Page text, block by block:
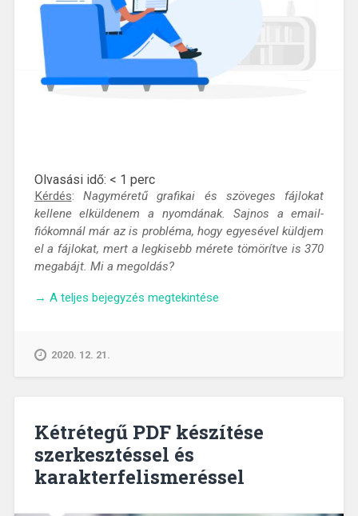
Olvasási idő: < 1 perc
Kérdés: Nagyméretű grafikai és szöveges fájlokat
kellene elküldenem a nyomdának. Sajnos a email-
fiókomnál már az is probléma, hogy egyesével küldjem
el a fájlokat, mert a legkisebb mérete tömörítve is 370
megabájt. Mi a megoldás?
„Hogyan
sok
→ A teljes bejegyzés megtekintése
2020. 12. 21.
Kétrétegű PDF készítése
szerkesztéssel és
karakterfelismeréssel